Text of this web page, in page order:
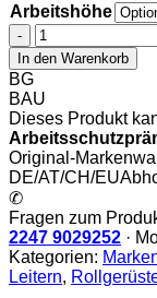
Arbeitshöhe
Altrex
RS
Tower
42-
S
FahrGerüst
|
Safe-
Quick®
1.85
x
1.35
Menge
In den Warenkorb
BG
BAU
Dieses Produkt
Original-
DE/AT/CH/EU
✆
Fragen zum
2247 9029252 ·
Kategorien:
Leitern,